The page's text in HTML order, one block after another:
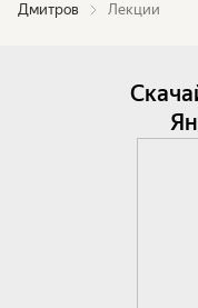
Дмитров Лекции